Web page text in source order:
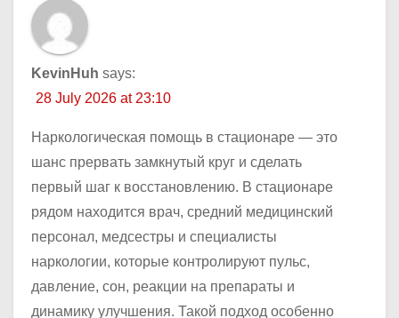
KevinHuh says:
28 July 2026 at 23:10
Наркологическая помощь в стационаре — это
шанс прервать замкнутый круг и сделать
первый шаг к восстановлению. В стационаре
рядом находится врач, средний медицинский
персонал, медсестры и специалисты
наркологии, которые контролируют пульс,
давление, сон, реакции на препараты и
динамику улучшения. Такой подход особенно